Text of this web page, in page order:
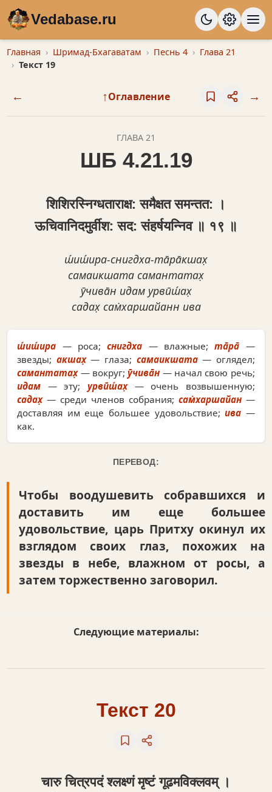
Vedabase.ru
Главная Шримад-Бхагаватам Песнь 4
Глава 21
Текст 19
← ↑Оглавление →
ГЛАВА 21
ШБ 4.21.19
शिशिरस्‍निग्धताराक्ष: समैक्षत समन्तत: ।
ऊचिवानिदमुर्वीश: सद: संहर्षयन्निव ॥ १९ ॥
ш́иш́ира-снигдха-та̄ра̄кшах̣
самаикшата самантатах̣
ӯчива̄н идам урвӣш́ах̣
садах̣ сам̇харшайанн ива
ш́иш́ира — роса;снигдха — влажные;та̄ра̄ —
звезды; акшах̣— глаза; самаикшата— оглядел;
самантатах̣— вокруг;ӯчива̄н — начал свою речь;
идам — эту; урвӣш́ах̣— очень возвышенную;
садах̣— среди членов собрания; сам̇харшайан—
доставляя им еще большее удовольствие;ива —
как.
ПЕРЕВОД:
Чтобы воодушевить собравшихся и
доставить им еще большее
удовольствие, царь Притху окинул их
взглядом своих глаз, похожих на
звезды в небе, влажном от росы, а
затем торжественно заговорил.
Следующие материалы:
Текст 20
चारु चित्रपदं श्लक्ष्णं मृष्टं गूढमविक्लवम् ।